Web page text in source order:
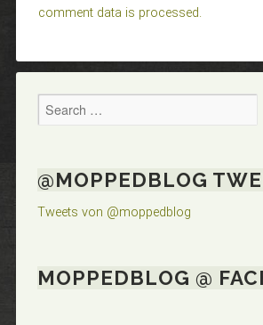
comment data is processed.
@MOPPEDBLOG
Tweets von @moppedblog
MOPPEDBLOG @